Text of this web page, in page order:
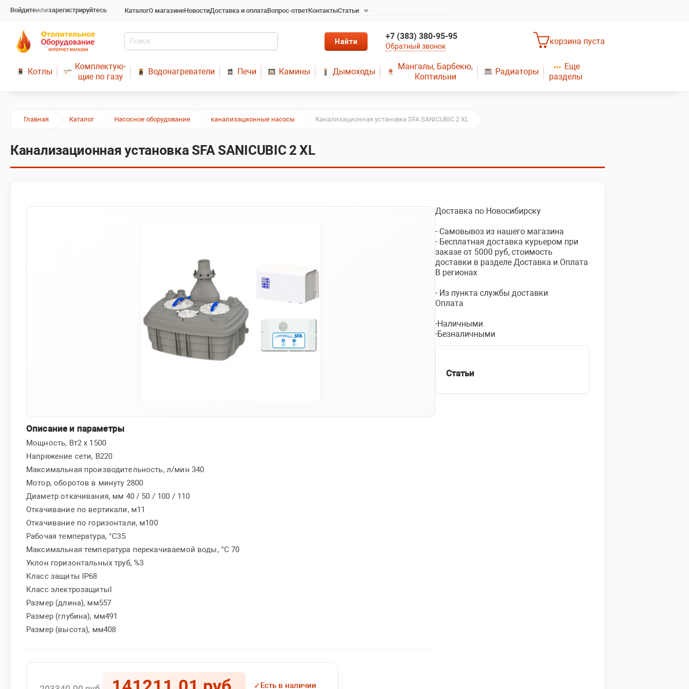
Войдитеилизарегистрируйтесь КаталогО магазинеНовостиДоставка и оплатаВопрос-ответКонтактыСтатьи
Радиаторы отопления в
Новосибирске
Твердотопливные котлы
длительного горения
Металопластик
+7 (383) 380-95-95
Обратный звонок
корзина пуста
Котлы
Комплектую-
щие по газу
Водонагреватели Печи Камины Дымоходы
Мангалы, Барбекю,
Коптильни
Радиаторы
Еще
разделы
Главная Каталог Насосное оборудование канализационные насосы Канализационная установка SFA SANICUBIC 2 XL
Канализационная установка SFA SANICUBIC 2 XL
Описание и параметры
Мощность, Вт2 х 1500
Напряжение сети, В220
Максимальная производительность, л/мин 340
Мотор, оборотов в минуту 2800
Диаметр откачивания, мм 40 / 50 / 100 / 110
Откачивание по вертикали, м11
Откачивание по горизонтали, м100
Рабочая температура, °С35
Максимальная температура перекачиваемой воды, °С 70
Уклон горизонтальных труб, %3
Класс защиты IP68
Класс электрозащитыI
Размер (длина), мм557
Размер (глубина), мм491
Размер (высота), мм408
✓Есть в наличии
Доставка по Новосибирску
- Самовывоз из нашего магазина
- Бесплатная доставка курьером при
заказе от 5000 руб, стоимость
доставки в разделе Доставка и Оплата
В регионах
- Из пункта службы доставки
Оплата
-Наличными
-Безналичными
Статьи